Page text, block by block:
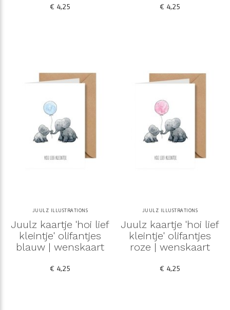
€ 4,25 € 4,25
JUULZ ILLUSTRATIONS
Juulz kaartje 'hoi lief
kleintje' olifantjes
blauw | wenskaart
€ 4,25
JUULZ ILLUSTRATIONS
Juulz kaartje 'hoi lief
kleintje' olifantjes
roze | wenskaart
€ 4,25